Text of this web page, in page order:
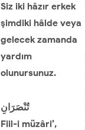
Siz iki hâzır erkek
şimdiki hâlde veya
gelecek zamanda
yardım
olunursunuz.
تُنْصَرَانِ
Fiil-i müzâri’,